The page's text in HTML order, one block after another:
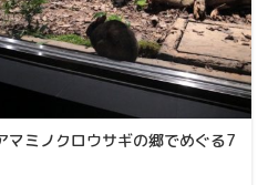
マミノクロウサギの郷でめぐる7